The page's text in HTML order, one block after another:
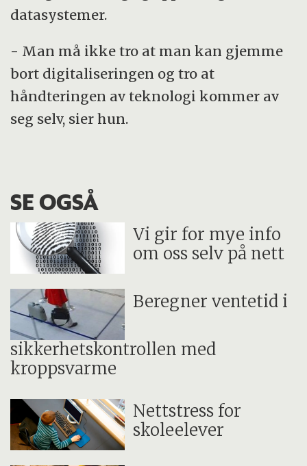
datasystemer.
- Man må ikke tro at man kan gjemme
bort digitaliseringen og tro at
håndteringen av teknologi kommer av
seg selv, sier hun.
SE OGSÅ
Vi gir for mye info
om oss selv på nett
Beregner ventetid i
sikkerhetskontrollen med
kroppsvarme
Nettstress for
skoleelever